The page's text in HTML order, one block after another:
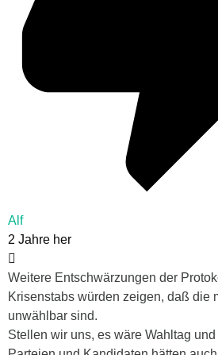
Alf
2 Jahre her
Weitere Entschwärzungen der
Krisenstabs würden zeigen, daß die
unwählbar sind.
Stellen wir uns, es wäre Wahltag